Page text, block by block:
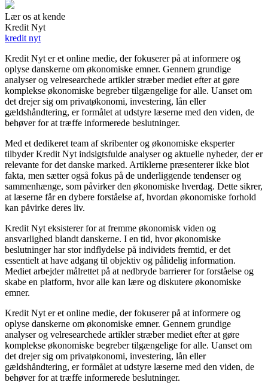
Lær os at kende
Kredit Nyt
kredit nyt
Kredit Nyt er et online medie, der fokuserer på at informere og
oplyse danskerne om økonomiske emner. Gennem grundige
analyser og velresearchede artikler stræber mediet efter at gøre
komplekse økonomiske begreber tilgængelige for alle. Uanset om
det drejer sig om privatøkonomi, investering, lån eller
gældshåndtering, er formålet at udstyre læserne med den viden, de
behøver for at træffe informerede beslutninger.
Med et dedikeret team af skribenter og økonomiske eksperter
tilbyder Kredit Nyt indsigtsfulde analyser og aktuelle nyheder, der er
relevante for det danske marked. Artiklerne præsenterer ikke blot
fakta, men sætter også fokus på de underliggende tendenser og
sammenhænge, som påvirker den økonomiske hverdag. Dette sikrer,
at læserne får en dybere forståelse af, hvordan økonomiske forhold
kan påvirke deres liv.
Kredit Nyt eksisterer for at fremme økonomisk viden og
ansvarlighed blandt danskerne. I en tid, hvor økonomiske
beslutninger har stor indflydelse på individets fremtid, er det
essentielt at have adgang til objektiv og pålidelig information.
Mediet arbejder målrettet på at nedbryde barrierer for forståelse og
skabe en platform, hvor alle kan lære og diskutere økonomiske
emner.
Kredit Nyt er et online medie, der fokuserer på at informere og
oplyse danskerne om økonomiske emner. Gennem grundige
analyser og velresearchede artikler stræber mediet efter at gøre
komplekse økonomiske begreber tilgængelige for alle. Uanset om
det drejer sig om privatøkonomi, investering, lån eller
gældshåndtering, er formålet at udstyre læserne med den viden, de
behøver for at træffe informerede beslutninger.